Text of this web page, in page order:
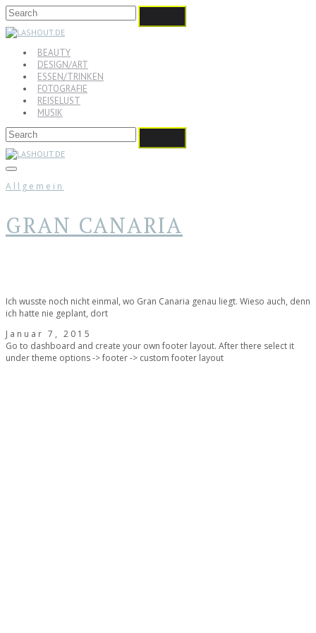
BEAUTY
DESIGN/ART
ESSEN/TRINKEN
FOTOGRAFIE
REISELUST
MUSIK
Allgemein
GRAN CANARIA
Ich wusste noch nicht einmal, wo Gran Canaria genau liegt. Wieso auch, denn
ich hatte nie geplant, dort
Januar 7, 2015
Go to dashboard and create your own footer layout. After there select it
under theme options -> footer -> custom footer layout